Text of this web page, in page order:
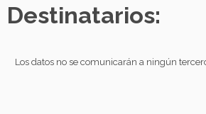
Destinatarios:
Los datos no se comunicarán a ningún